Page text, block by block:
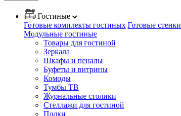
Гостиные
Готовые комплекты гостиных Готовые стенки
Модульные гостиные
Товары для гостиной
Зеркала
Шкафы и пеналы
Буфеты и витрины
Комоды
Тумбы ТВ
Журнальные столики
Стеллажи для гостиной
Полки